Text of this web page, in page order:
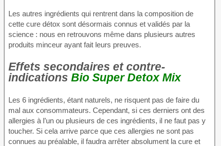
Les autres ingrédients qui rentrent dans la composition de
cette cure détox sont désormais connus et validés par la
science : nous en retrouvons même dans plusieurs autres
produits minceur ayant fait leurs preuves.
Effets secondaires et contre-
indications Bio Super Detox Mix
Les 6 ingrédients, étant naturels, ne risquent pas de faire du
mal aux consommateurs. Cependant, si ces derniers ont des
allergies à l’un ou plusieurs de ces ingrédients, il ne faut pas y
toucher. Si cela arrive parce que ces allergies ne sont pas
connues au préalable, il faudra arrêter absolument la cure et